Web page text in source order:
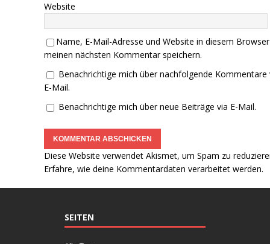
Website
Name, E-Mail-Adresse und Website in diesem
meinen nächsten Kommentar speichern.
Benachrichtige mich über nachfolgende Kommentare
E-Mail.
Benachrichtige mich über neue Beiträge via E-Mail.
Diese Website verwendet Akismet, um Spam zu
Erfahre, wie deine Kommentardaten verarbeitet werden.
SEITEN